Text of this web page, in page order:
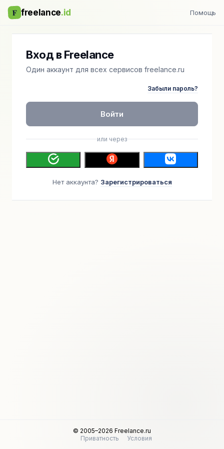
F freelance.id Помощь
Вход в Freelance
Один аккаунт для всех сервисов freelance.ru
Забыли пароль?
Войти
или через
Нет аккаунта? Зарегистрироваться
© 2005–2026 Freelance.ru
Приватность
Условия